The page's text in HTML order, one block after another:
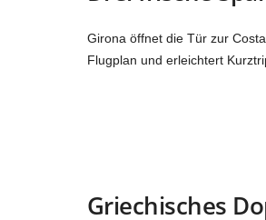
Girona öffnet die Tür zur
Flugplan und erleichtert
Griechisches